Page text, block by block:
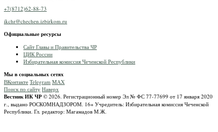
+7(8712)62-88-73
ikchr@chechen.izbirkom.ru
Официальные ресурсы
Сайт Главы и Правительства ЧР
ЦИК России
Избирательная комиссия Чеченской Республики
Мы в социальных сетях
ВКонтакте Telegram MAX
Поиск по сайту Наверх
Вестник ИК ЧР © 2026. Регистрационный номер Эл № ФС 77-77699 от 17 января 2020
г., выдано РОСКОМНАДЗОРОМ. 16+ Учредитель: Избирательная комиссия Чеченской
Республики. Гл. редактор: Магамадов М.Ж.